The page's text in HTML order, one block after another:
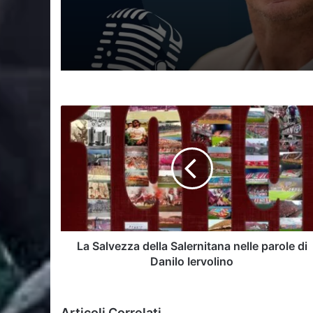
11 OSPITE L’ATTORE
GIORGIO PASOTTI
Salvezza
della
Salernitana
Iervolino
La Salvezza della Salernitana nelle parole di
Danilo Iervolino